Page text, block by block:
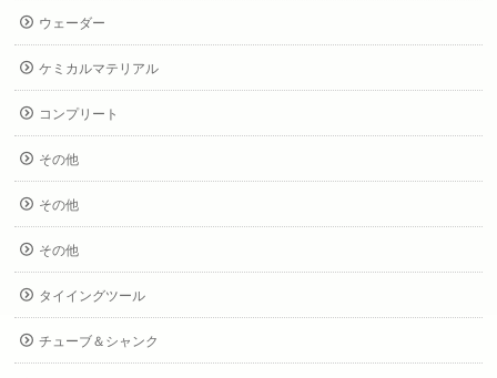
ウェーダー
ケミカルマテリアル
コンプリート
その他
その他
その他
タイイングツール
チューブ＆シャンク